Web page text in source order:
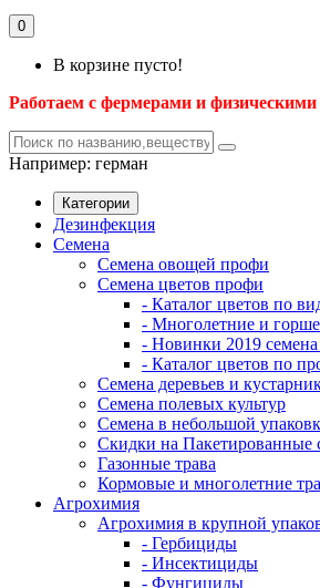
0
В корзине пусто!
Работаем с фермерами и
Например: герман
Категории
Дезинфекция
Семена
Семена овощей профи
Семена цветов профи
- Каталог цветов по
- Многолетние и
- Новинки 2019 семена
- Каталог цветов по
Семена деревьев и
Семена полевых культур
Семена в небольшой
Скидки на Пакетированные
Газонные трава
Кормовые и многолетние
Агрохимия
Агрохимия в крупной
- Гербициды
- Инсектициды
- Фунгициды